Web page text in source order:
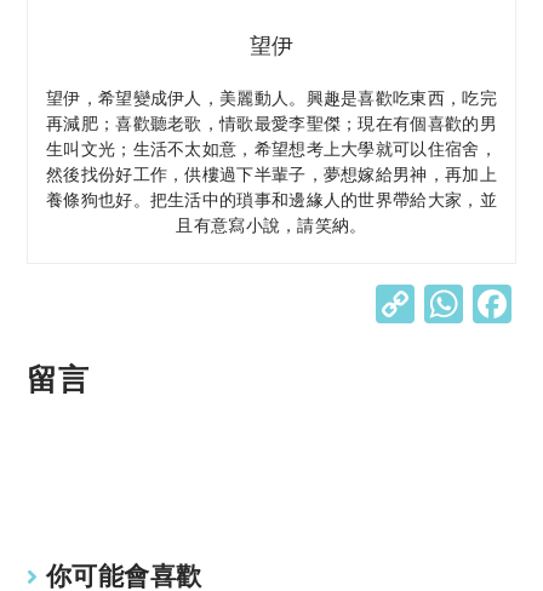
望伊
望伊，希望變成伊人，美麗動人。興趣是喜歡吃東西，吃完
再減肥；喜歡聽老歌，情歌最愛李聖傑；現在有個喜歡的男
生叫文光；生活不太如意，希望想考上大學就可以住宿舍，
然後找份好工作，供樓過下半輩子，夢想嫁給男神，再加上
養條狗也好。把生活中的瑣事和邊緣人的世界帶給大家，並
且有意寫小說，請笑納。
C W
留言
你可能會喜歡